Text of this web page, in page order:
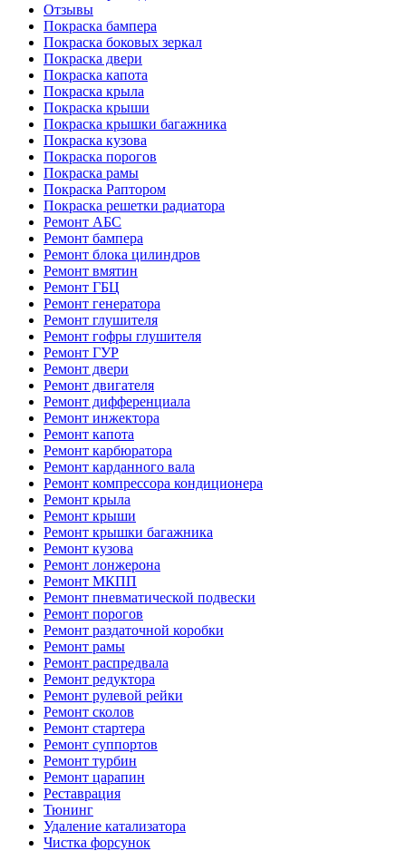
Отзывы
Покраска бампера
Покраска боковых зеркал
Покраска двери
Покраска капота
Покраска крыла
Покраска крыши
Покраска крышки багажника
Покраска кузова
Покраска порогов
Покраска рамы
Покраска Раптором
Покраска решетки радиатора
Ремонт АБС
Ремонт бампера
Ремонт блока цилиндров
Ремонт вмятин
Ремонт ГБЦ
Ремонт генератора
Ремонт глушителя
Ремонт гофры глушителя
Ремонт ГУР
Ремонт двери
Ремонт двигателя
Ремонт дифференциала
Ремонт инжектора
Ремонт капота
Ремонт карбюратора
Ремонт карданного вала
Ремонт компрессора кондиционера
Ремонт крыла
Ремонт крыши
Ремонт крышки багажника
Ремонт кузова
Ремонт лонжерона
Ремонт МКПП
Ремонт пневматической подвески
Ремонт порогов
Ремонт раздаточной коробки
Ремонт рамы
Ремонт распредвала
Ремонт редуктора
Ремонт рулевой рейки
Ремонт сколов
Ремонт стартера
Ремонт суппортов
Ремонт турбин
Ремонт царапин
Реставрация
Тюнинг
Удаление катализатора
Чистка форсунок